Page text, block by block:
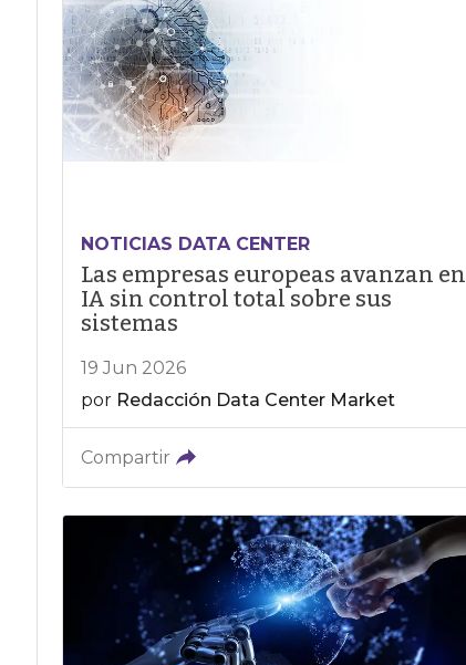
NOTICIAS DATA CENTER
Las empresas europeas avanzan en
IA sin control total sobre sus
sistemas
19 Jun 2026
por Redacción Data Center Market
Compartir